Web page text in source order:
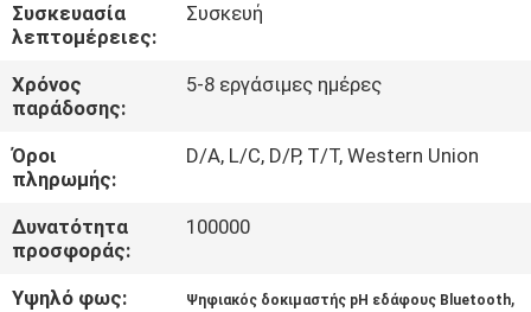
ΕΠΑΦΉ
ΝΈΑ
ΌΛΕΣ
ΟΙ
ΠΕΡΙΠΤΏΣΕΙΣ
Συσκευασία
λεπτομέρειες:
Συσκευή
Χρόνος
παράδοσης:
5-8 εργάσιμες ημέρες
Όροι
πληρωμής:
D/A, L/C, D/P, T/T, Western Union
Δυνατότητα
προσφοράς:
100000
Υψηλό φως: Ψηφιακός δοκιμαστής pH εδάφους Bluetooth,